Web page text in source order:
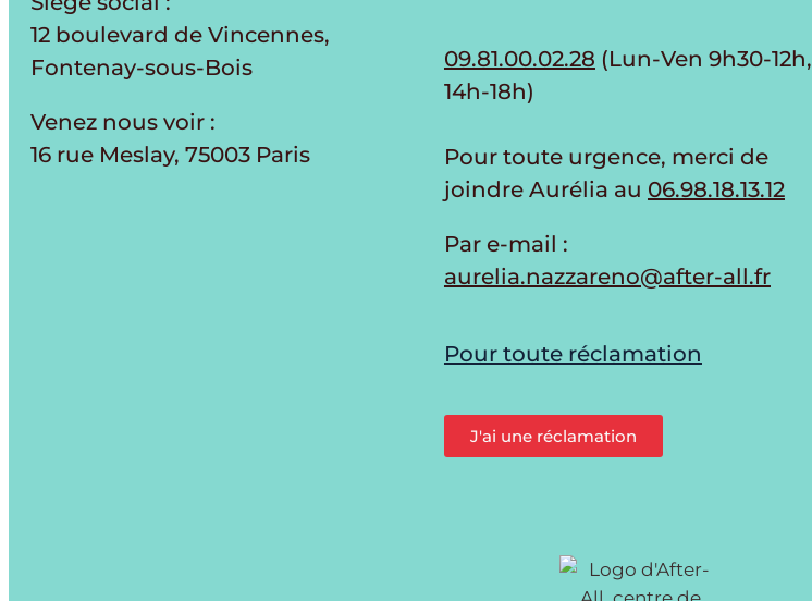
12 boulevard de Vincennes,
Fontenay-sous-Bois
Venez nous voir :
16 rue Meslay, 75003 Paris
09.81.00.02.28 (Lun-Ven 9h30-12h,
14h-18h)
Pour toute urgence, merci de
joindre Aurélia au 06.98.18.13.12
Par e-mail :
aurelia.nazzareno@after-all.fr
Pour toute réclamation
J'ai une réclamation